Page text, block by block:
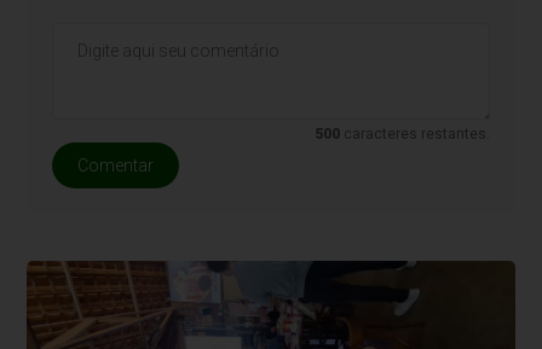
500 caracteres restantes.
Comentar